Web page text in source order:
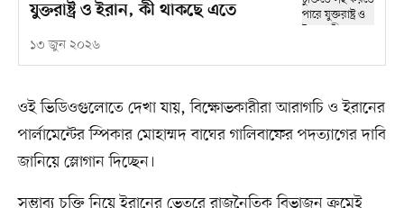
যুক্তরাষ্ট্র ও ইরান, কী থাকছে এতে
১৩ জুন ২০২৬
ওই ভিডিওগুলোতে দেখা যায়, বিক্ষোভকারীরা আরাগচি ও ইরানের
পার্লামেন্টের স্পিকার মোহাম্মদ বাঘের গালিবাফের পদত্যাগের দাবি
জানিয়ে স্লোগান দিচ্ছেন।